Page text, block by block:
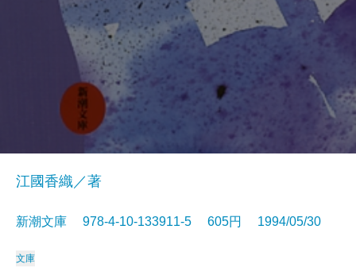
江國香織／著
新潮文庫 978-4-10-133911-5 605円 1994/05/30
文庫